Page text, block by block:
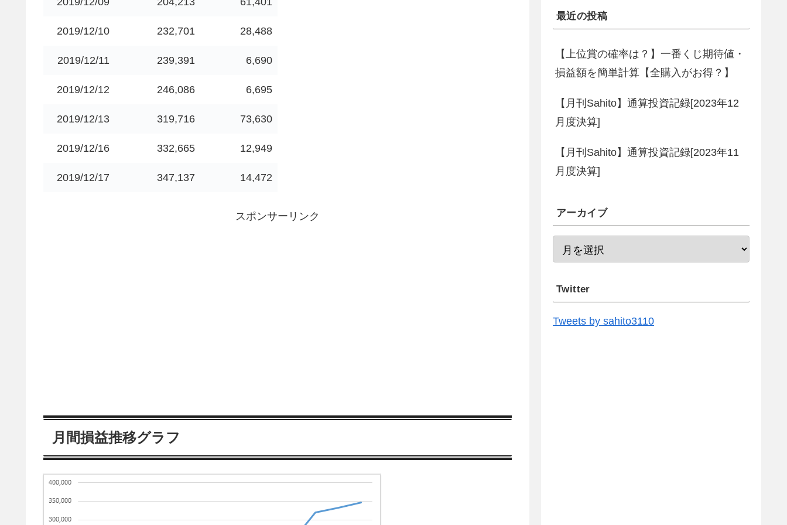
2019/12/10 232,701 28,488
2019/12/11 239,391 6,690
2019/12/12 246,086 6,695
2019/12/13 319,716 73,630
2019/12/16 332,665 12,949
2019/12/17 347,137 14,472
スポンサーリンク
月間損益推移グラフ
最近の投稿
【上位賞の確率は？】一番くじ期待値・
損益額を簡単計算【全購入がお得？】
【月刊Sahito】通算投資記録[2023年12
月度決算]
【月刊Sahito】通算投資記録[2023年11
月度決算]
アーカイブ
Twitter
Tweets by sahito3110